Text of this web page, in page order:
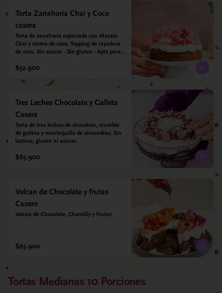
Torta Zanahoria Chai y Coco
casera
Torta de zanahoria especiada con Masala
Chai y crema de coco. Topping de rayadura
de coco. Sin azúcar - Sin gluten - Apta para
y almendras. Endulzada con estevia.
$52.900
Tres Leches Chocolate y Galleta
Casera
Torta de tres leches de chocolate, crumble
de galleta y mantequilla de almendras. Sin
lacteos, gluten ni azúcar.
$65.900
Volcan de Chocolate y frutas
Casero
Volcan de Chocolate, Chantilly y Frutas
$65.900
Tortas Medianas 10 Porciones